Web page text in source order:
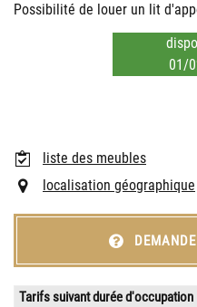
Possibilité de louer un lit
01/
liste des meubles
localisation géographique
Tarifs suivant durée d'occupation